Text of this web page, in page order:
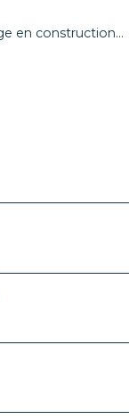
en construction...